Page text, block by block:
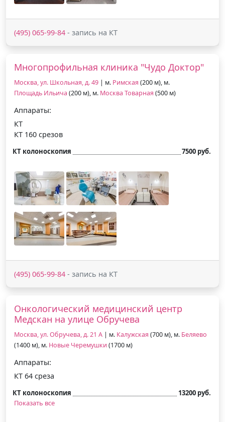
(495) 065-99-84 - запись на КТ
Многопрофильная клиника "Чудо Доктор"
Москва, ул. Школьная, д. 49 | м. Римская (200 м), м.
Площадь Ильича (200 м), м. Москва Товарная (500 м)
Аппараты:
КТ
КТ 160 срезов
КТ колоноскопия 7500 руб.
(495) 065-99-84 - запись на КТ
Онкологический медицинский центр
Медскан на улице Обручева
Москва, ул. Обручева, д. 21 А | м. Калужская (700 м), м. Беляево
(1400 м), м. Новые Черемушки (1700 м)
Аппараты:
КТ 64 среза
КТ колоноскопия
13200 руб.
Показать все